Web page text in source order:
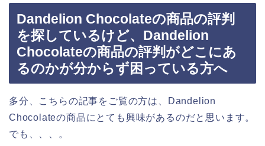
Dandelion Chocolateの商品の評判
を探しているけど、Dandelion
Chocolateの商品の評判がどこにあ
るのかが分からず困っている方へ
多分、こちらの記事をご覧の方は、Dandelion
Chocolateの商品にとても興味があるのだと思います。
でも、、、。